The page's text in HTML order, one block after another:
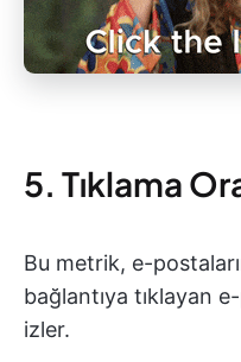
5. Tıklama
Bu metrik, e-
bağlantıya tıklayan e-
izler.